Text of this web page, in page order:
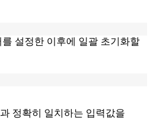
설정한 이후에 일괄 초기화할
정확히 일치하는 입력값을